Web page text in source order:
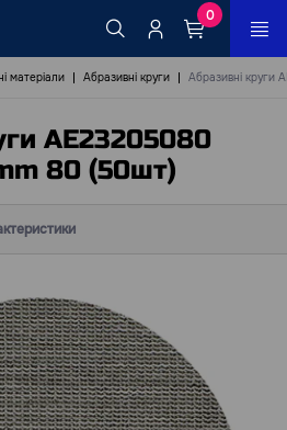
0
матеріали Абразивні круги Абразивні круги
AE23205080
80 (50шт)